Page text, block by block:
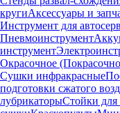
кругиАксессуары и
Инструмент для
Пневмоинструмент
инструмент
Окрасочное
Сушки инфракрасные
подготовки сжатого
лубрикаторыСтойки для